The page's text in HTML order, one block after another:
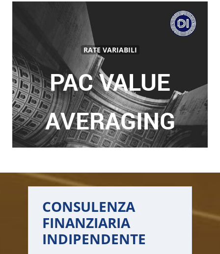
RATE VARIABILI
PAC VALUE
AVERAGING
CONSULENZA
FINANZIARIA
INDIPENDENTE